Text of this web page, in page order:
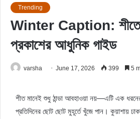
Trending
Winter Caption:
প্রকাশের আধুনিক গাইড
varsha June 17, 2026 399 5
শীত মানেই শুধু ঠান্ডা আবহাওয়া নয়—এটি এক
প্রতিদিনের ছোট ছোট মুহূর্তে খুঁজে পান। কুয়াশায়